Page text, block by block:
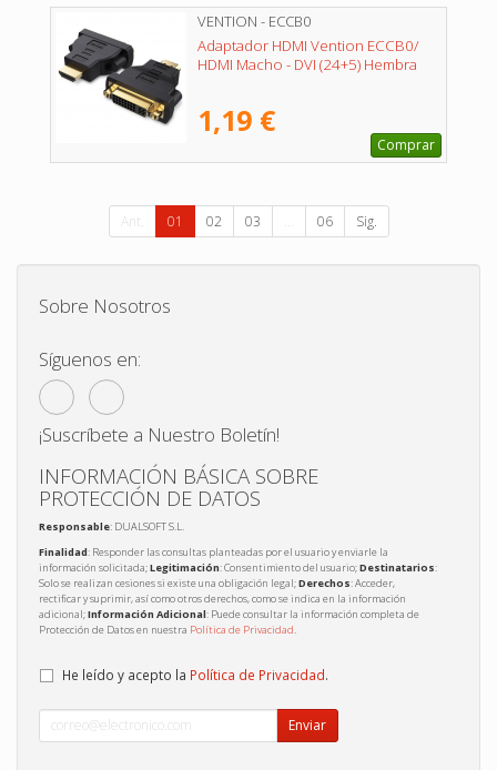
VENTION - ECCB0
Adaptador HDMI Vention ECCB0/
HDMI Macho - DVI (24+5) Hembra
1,19 €
Comprar
Ant. 01 02 03 ... 06 Sig.
Sobre Nosotros
Síguenos en:
¡Suscríbete a Nuestro Boletín!
INFORMACIÓN BÁSICA SOBRE
PROTECCIÓN DE DATOS
Responsable: DUALSOFT S.L.
Finalidad: Responder las consultas planteadas por el usuario y enviarle la
información solicitada;Legitimación: Consentimiento del usuario;Destinatarios:
Solo se realizan cesiones si existe una obligación legal;Derechos: Acceder,
rectificar y suprimir, así como otros derechos, como se indica en la información
adicional;Información Adicional: Puede consultar la información completa de
Protección de Datos en nuestra Política de Privacidad.
He leído y acepto la Política de Privacidad.
Enviar